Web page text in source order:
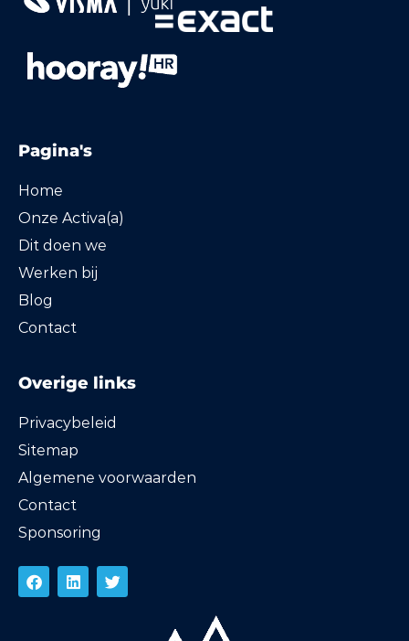
Pagina's
Home
Onze Activa(a)
Dit doen we
Werken bij
Blog
Contact
Overige links
Privacybeleid
Sitemap
Algemene voorwaarden
Contact
Sponsoring